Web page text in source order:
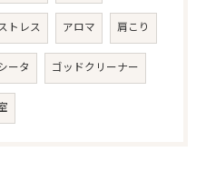
トレス アロマ 肩こり
ータ ゴッドクリーナー